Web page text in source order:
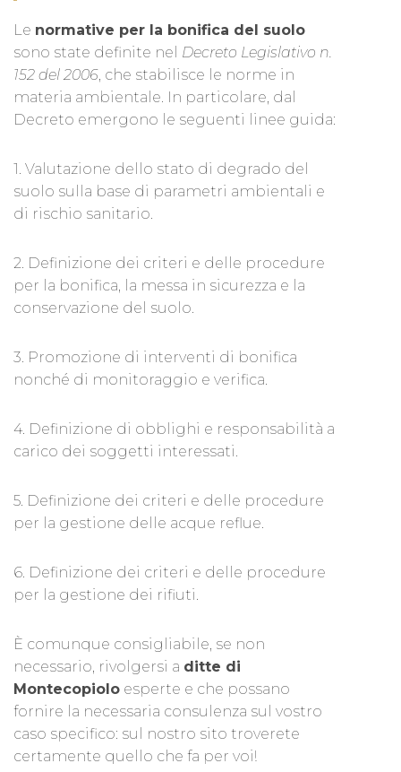
Le normative per la bonifica del suolo
sono state definite nel Decreto Legislativo n.
152 del 2006, che stabilisce le norme in
materia ambientale. In particolare, dal
Decreto emergono le seguenti linee guida:
1. Valutazione dello stato di degrado del
suolo sulla base di parametri ambientali e
di rischio sanitario.
2. Definizione dei criteri e delle procedure
per la bonifica, la messa in sicurezza e la
conservazione del suolo.
3. Promozione di interventi di bonifica
nonché di monitoraggio e verifica.
4. Definizione di obblighi e responsabilità a
carico dei soggetti interessati.
5. Definizione dei criteri e delle procedure
per la gestione delle acque reflue.
6. Definizione dei criteri e delle procedure
per la gestione dei rifiuti.
È comunque consigliabile, se non
necessario, rivolgersi a ditte di
Montecopiolo esperte e che possano
fornire la necessaria consulenza sul vostro
caso specifico: sul nostro sito troverete
certamente quello che fa per voi!